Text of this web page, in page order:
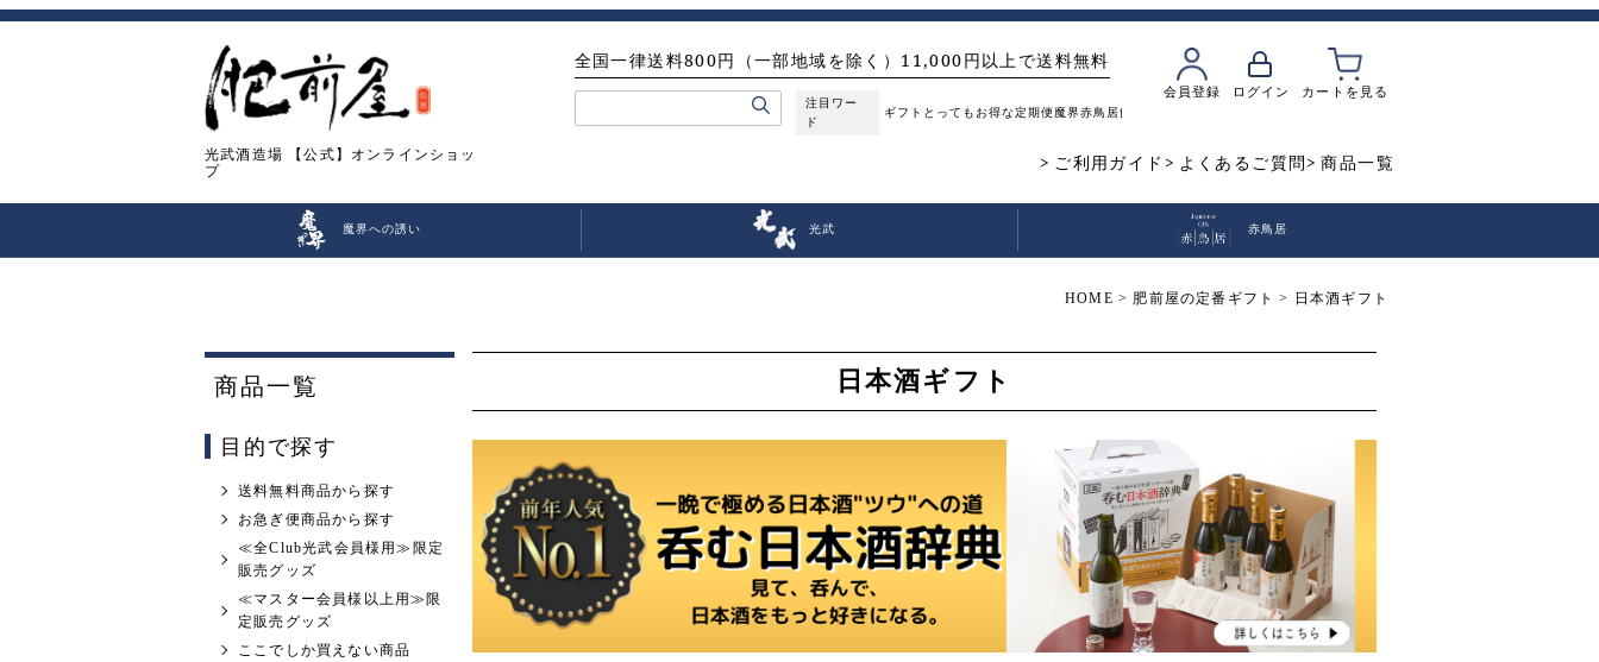
光武酒造場 【公式】オンラインショッ
プ
会員登録 ログイン カートを見る
全国一律送料800円（一部地域を除く）11,000円以上で送料無料
注目ワー
ド
ギフト とってもお得な定期便 魔界赤鳥居飲み比べ
ご利用ガイド よくあるご質問 商品一覧
魔界への誘い 光武 赤鳥居
HOME 肥前屋の定番ギフト 日本酒ギフト
商品一覧
目的で探す
送料無料商品から探す
お急ぎ便商品から探す
≪全Club光武会員様用≫限定
販売グッズ
≪マスター会員様以上用≫限
定販売グッズ
ここでしか買えない商品
日本酒ギフト